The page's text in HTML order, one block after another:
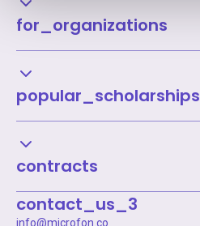
for_organizations
popular_scholarships
contracts
contact_us_3
info@microfon.co